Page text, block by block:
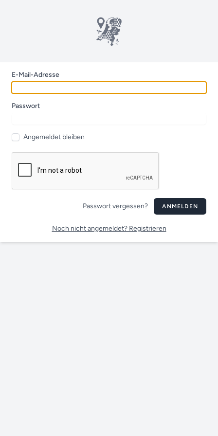
E-Mail-Adresse
Passwort
Angemeldet bleiben
Passwort vergessen? ANMELDEN
Noch nicht angemeldet? Registrieren